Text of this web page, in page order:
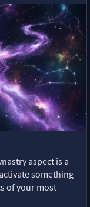
aspect is a
something
of your most